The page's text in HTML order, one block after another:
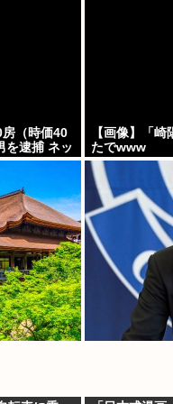
房（時価40
を逮捕 ネッ
【画像】「
たでwww